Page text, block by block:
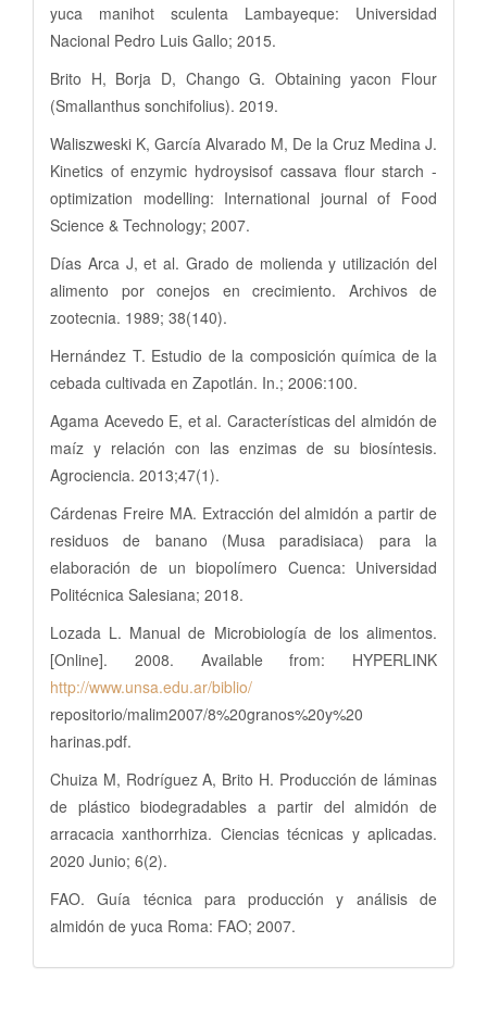
yuca manihot sculenta Lambayeque: Universidad
Nacional Pedro Luis Gallo; 2015.
Brito H, Borja D, Chango G. Obtaining yacon Flour
(Smallanthus sonchifolius). 2019.
Waliszweski K, García Alvarado M, De la Cruz Medina J.
Kinetics of enzymic hydroysisof cassava flour starch -
optimization modelling: International journal of Food
Science & Technology; 2007.
Días Arca J, et al. Grado de molienda y utilización del
alimento por conejos en crecimiento. Archivos de
zootecnia. 1989; 38(140).
Hernández T. Estudio de la composición química de la
cebada cultivada en Zapotlán. In.; 2006:100.
Agama Acevedo E, et al. Características del almidón de
maíz y relación con las enzimas de su biosíntesis.
Agrociencia. 2013;47(1).
Cárdenas Freire MA. Extracción del almidón a partir de
residuos de banano (Musa paradisiaca) para la
elaboración de un biopolímero Cuenca: Universidad
Politécnica Salesiana; 2018.
Lozada L. Manual de Microbiología de los alimentos.
[Online]. 2008. Available from: HYPERLINK
http://www.unsa.edu.ar/biblio/
repositorio/malim2007/8%20granos%20y%20
harinas.pdf.
Chuiza M, Rodríguez A, Brito H. Producción de láminas
de plástico biodegradables a partir del almidón de
arracacia xanthorrhiza. Ciencias técnicas y aplicadas.
2020 Junio; 6(2).
FAO. Guía técnica para producción y análisis de
almidón de yuca Roma: FAO; 2007.